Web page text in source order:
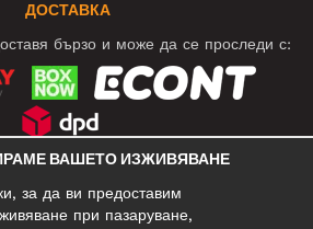
ДОСТАВКА
бързо и може да се проследи с:
ВАШЕТО ИЗЖИВЯВАНЕ
за да ви предоставим
при пазаруване,